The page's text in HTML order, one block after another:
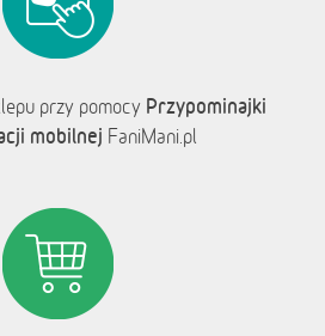
przy pomocy Przypominajki
mobilnej FaniMani.pl